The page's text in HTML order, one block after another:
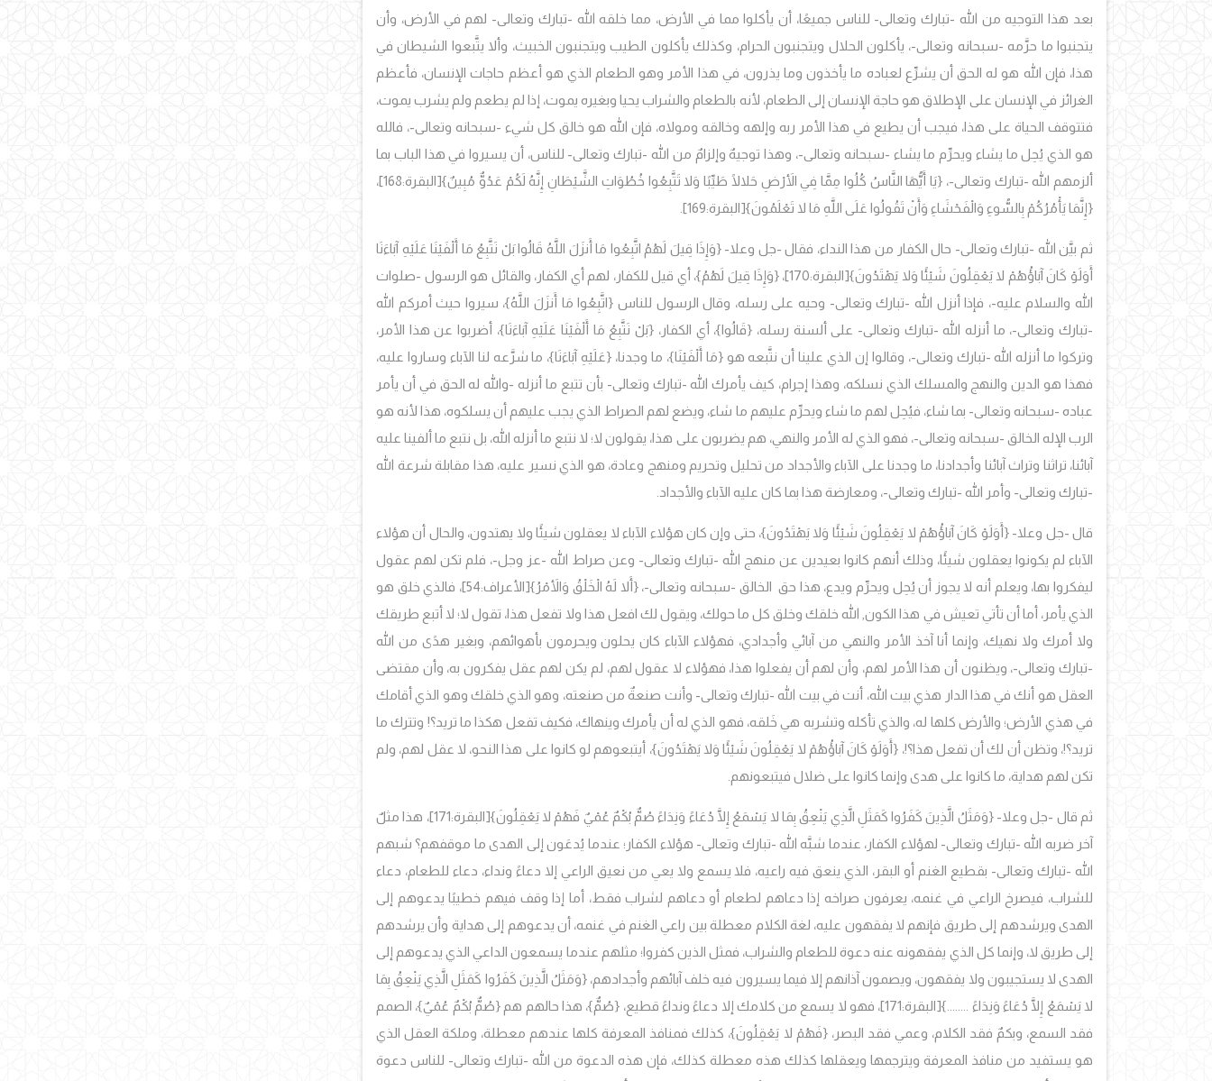
بعد هذا التوجيه من الله -تبارك وتعالى- للناس جميعًا، أن يأكلوا مما في الأرض، مما خلقه الله -تبارك وتعالى- لهم في الأرض، وأن
يتجنبوا ما حرَّمه -سبحانه وتعالى-، يأكلون الحلال ويتجنبون الحرام، وكذلك يأكلون الطيب ويتجنبون الخبيث، وألا يتَّبعوا الشيطان في
هذا، فإن الله هو له الحق أن يشرِّع لعباده ما يأخذون وما يذرون، في هذا الأمر وهو الطعام الذي هو أعظم حاجات الإنسان، فأعظم
الغرائز في الإنسان على الإطلاق هو حاجة الإنسان إلى الطعام، لأنه بالطعام والشراب يحيا وبغيره يموت، إذا لم يطعم ولم يشرب يموت،
فتتوقف الحياة على هذا، فيجب أن يطيع في هذا الأمر ربه وإلهه وخالقه ومولاه، فإن الله هو خالق كل شيء -سبحانه وتعالى-، فالله
هو الذي يُحِل ما يشاء ويحرِّم ما يشاء -سبحانه وتعالى-، وهذا توجيهٌ وإلزامٌ من الله -تبارك وتعالى- للناس، أن يسيروا في هذا الباب بما
ألزمهم الله -تبارك وتعالى-، {يَا أَيُّهَا النَّاسُ كُلُوا مِمَّا فِي الأَرْضِ حَلالًا طَيِّبًا وَلا تَتَّبِعُوا خُطُوَاتِ الشَّيْطَانِ إِنَّهُ لَكُمْ عَدُوٌّ مُبِينٌ}[البقرة:168]،
{إِنَّمَا يَأْمُرُكُمْ بِالسُّوءِ وَالْفَحْشَاءِ وَأَنْ تَقُولُوا عَلَى اللَّهِ مَا لا تَعْلَمُونَ}[البقرة:169].
ثم بيَّن الله -تبارك وتعالى- حال الكفار من هذا النداء، فقال -جل وعلا-{وَإِذَا قِيلَ لَهُمُ اتَّبِعُوا مَا أَنزَلَ اللَّهُ قَالُوا بَلْ نَتَّبِعُ مَا أَلْفَيْنَا عَلَيْهِ آبَاءَنَا
أَوَلَوْ كَانَ آبَاؤُهُمْ لا يَعْقِلُونَ شَيْئًا وَلا يَهْتَدُونَ}[البقرة:170]،
{وَإِذَا قِيلَ لَهُمُ}، أي قيل للكفار، لهم أي الكفار، والقائل هو الرسول -صلوات
الله والسلام عليه-، فإذا أنزل الله -تبارك وتعالى- وحيه على رسله، وقال الرسول للناس {اتَّبِعُوا مَا أَنزَلَ اللَّهُ}، سيروا حيث أمركم الله
-تبارك وتعالى-، ما أنزله الله -تبارك وتعالى- على ألسنة رسله، {قَالُوا}، أي الكفار، {بَلْ نَتَّبِعُ مَا أَلْفَيْنَا عَلَيْهِ آبَاءَنَا}، أضربوا عن هذا الأمر،
وتركوا ما أنزله الله -تبارك وتعالى-، وقالوا إن الذي علينا أن نتَّبعه هو {مَا أَلْفَيْنَا}، ما وجدنا، {عَلَيْهِ آبَاءَنَا}، ما شرَّعه لنا الآباء وساروا عليه،
فهذا هو الدين والنهج والمسلك الذي نسلكه، وهذا إجرام، كيف يأمرك الله -تبارك وتعالى- بأن تتبع ما أنزله -والله له الحق في أن يأمر
عباده -سبحانه وتعالى- بما شاء، فيُحِل لهم ما شاء ويحرِّم عليهم ما شاء، ويضع لهم الصراط الذي يجب عليهم أن يسلكوه، هذا لأنه هو
الرب الإله الخالق -سبحانه وتعالى-، فهو الذي له الأمر والنهي، هم يضربون على هذا، يقولون لا؛ لا نتبع ما أنزله الله، بل نتبع ما ألفينا عليه
آبائنا، تراثنا وتراث آبائنا وأجدادنا، ما وجدنا على الآباء والأجداد من تحليل وتحريم ومنهج وعادة، هو الذي نسير عليه، هذا مقابلة شرعة الله
-تبارك وتعالى- وأمر الله -تبارك وتعالى-، ومعارضة هذا بما كان عليه الآباء والأجداد.
قال -جل وعلا- {أَوَلَوْ كَانَ آبَاؤُهُمْ لا يَعْقِلُونَ شَيْئًا وَلا يَهْتَدُونَ}، حتى وإن كان هؤلاء الآباء لا يعقلون شيئًا ولا يهتدون، والحال أن هؤلاء
الآباء لم يكونوا يعقلون شيئًا، وذلك أنهم كانوا بعيدين عن منهج الله -تبارك وتعالى- وعن صراط الله -عز وجل-، فلم تكن لهم عقول
ليفكروا بها، ويعلم أنه لا يجوز أن يُحِل ويحرِّم ويدع، هذا حق الخالق -سبحانه وتعالى-، {أَلا لَهُ الْخَلْقُ وَالأَمْرُ}[الأعراف:54]، فالذي خلق هو
الذي يأمر، أما أن تأتي تعيش في هذا الكون, الله خلقك وخلق كل ما حولك، ويقول لك افعل هذا ولا تفعل هذا، تقول لا؛ لا أتبع طريقك
ولا أمرك ولا نهيك، وإنما أنا آخذ الأمر والنهي من آبائي وأجدادي، فهؤلاء الآباء كان يحلون ويحرمون بأهوائهم، وبغير هدًى من الله
-تبارك وتعالى-، ويظنون أن هذا الأمر لهم، وأن لهم أن يفعلوا هذا، فهؤلاء لا عقول لهم، لم يكن لهم عقل يفكرون به، وأن مقتضى
العقل هو أنك في هذا الدار هذي بيت الله، أنت في بيت الله -تبارك وتعالى- وأنت صنعةٌ من صنعته، وهو الذي خلقك وهو الذي أقامك
في هذي الأرض؛ والأرض كلها له، والذي تأكله وتشربه هي خَلقه، فهو الذي له أن يأمرك وينهاك، فكيف تفعل هكذا ما تريد؟! وتترك ما
تريد؟!، وتظن أن لك أن تفعل هذا؟!، {أَوَلَوْ كَانَ آبَاؤُهُمْ لا يَعْقِلُونَ شَيْئًا وَلا يَهْتَدُونَ}، أيتبعوهم لو كانوا على هذا النحو، لا عقل لهم، ولم
تكن لهم هداية، ما كانوا على هدى وإنما كانوا على ضلال فيتبعونهم.
ثم قال -جل وعلا- {وَمَثَلُ الَّذِينَ كَفَرُوا كَمَثَلِ الَّذِي يَنْعِقُ بِمَا لا يَسْمَعُ إِلَّا دُعَاءً وَنِدَاءً صُمٌّ بُكْمٌ عُمْيٌ فَهُمْ لا يَعْقِلُونَ}
[البقرة:171]، هذا مثلٌ
آخر ضربه الله -تبارك وتعالى- لهؤلاء الكفار، عندما شبَّه الله -تبارك وتعالى- هؤلاء الكفار؛ عندما يُدعَون إلى الهدى ما موقفهم؟ شبهم
الله -تبارك وتعالى- بقطيع الغنم أو البقر، الذي ينعق فيه راعيه، فلا يسمع ولا يعي من نعيق الراعي إلا دعاءً ونداء، دعاء للطعام، دعاء
للشراب، فيصرخ الراعي في غنمه، يعرفون صراخه إذا دعاهم لطعام أو دعاهم لشراب فقط، أما إذا وقف فيهم خطيبًا يدعوهم إلى
الهدى ويرشدهم إلى طريق فإنهم لا يفقهون عليه، لغة الكلام معطلة بين راعي الغنم في غنمه، أن يدعوهم إلى هداية وأن يرشدهم
إلى طريق لا، وإنما كل الذي يفقهونه عنه دعوة للطعام والشراب، فمثل الذين كفروا؛ مثلهم عندما يسمعون الداعي الذي يدعوهم إلى
الهدى لا يستجيبون ولا يفقهون، ويصمون آذانهم إلا فيما يسيرون فيه خلف آبائهم وأجدادهم، {وَمَثَلُ الَّذِينَ كَفَرُوا كَمَثَلِ الَّذِي يَنْعِقُ بِمَا
لا يَسْمَعُ إِلَّا دُعَاءً وَنِدَاءً ........}[البقرة:171]، فهو لا يسمع من كلامك إلا دعاءً ونداءً قطيع،
{صُمٌّ}، هذا حالهم هم {صُمٌّ بُكْمٌ عُمْيٌ}، الصمم
فقد السمع، وبكمٌ فقد الكلام، وعمي فقد البصر، {فَهُمْ لا يَعْقِلُونَ}، كذلك فمنافذ المعرفة كلها عندهم معطلة، وملكة العقل الذي
هو يستفيد من منافذ المعرفة ويترجمها ويعقلها كذلك هذه معطلة كذلك، فإن هذه الدعوة من الله -تبارك وتعالى- للناس دعوة